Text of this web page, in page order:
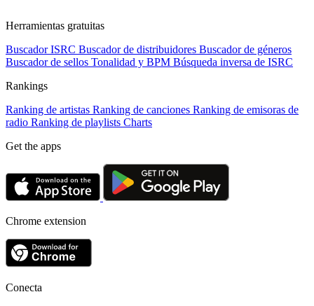
Herramientas gratuitas
Buscador ISRC Buscador de distribuidores Buscador de géneros
Buscador de sellos Tonalidad y BPM Búsqueda inversa de ISRC
Rankings
Ranking de artistas Ranking de canciones Ranking de emisoras de
radio Ranking de playlists Charts
Get the apps
Chrome extension
Conecta